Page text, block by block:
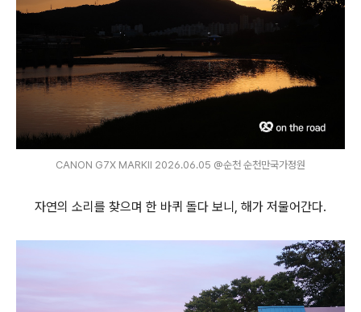
CANON G7X MARKⅡ 2026.06.05 @순천 순천만국가정원
자연의 소리를 찾으며 한 바퀴 돌다 보니, 해가 저물어간다.